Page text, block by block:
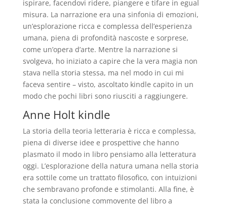
ispirare, facendovi ridere, piangere e tifare in egual
misura. La narrazione era una sinfonia di emozioni,
un’esplorazione ricca e complessa dell’esperienza
umana, piena di profondità nascoste e sorprese,
come un’opera d’arte. Mentre la narrazione si
svolgeva, ho iniziato a capire che la vera magia non
stava nella storia stessa, ma nel modo in cui mi
faceva sentire – visto, ascoltato kindle capito in un
modo che pochi libri sono riusciti a raggiungere.
Anne Holt kindle
La storia della teoria letteraria è ricca e complessa,
piena di diverse idee e prospettive che hanno
plasmato il modo in libro pensiamo alla letteratura
oggi. L’esplorazione della natura umana nella storia
era sottile come un trattato filosofico, con intuizioni
che sembravano profonde e stimolanti. Alla fine, è
stata la conclusione commovente del libro a